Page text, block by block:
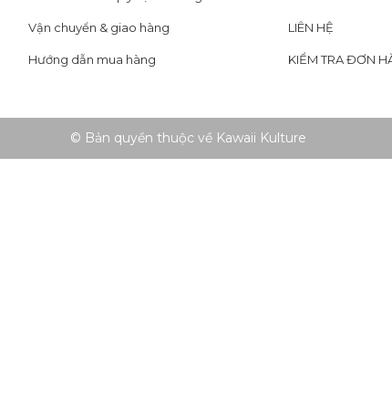
Vận chuyển & giao hàng
Hướng dẫn mua hàng
LIÊN HỆ
KIỂM TRA ĐƠN
© Bản quyền thuộc về Kawaii Kulture